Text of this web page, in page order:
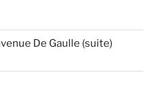
De Gaulle (suite)